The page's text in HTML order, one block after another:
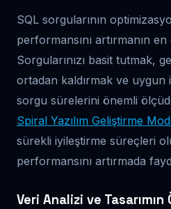
SQL sorgularının
performansını artırmanın
Sorgularınızı basit tutmak,
ortadan kaldırmak ve uygun
sorgu sürelerini önemli
Spiral Yazılım Geliştirme
sürekli iyileştirme süreçleri
performansını artırmada
Veri Analizi ve Tasarımın